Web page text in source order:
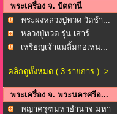
พระเครื่อง จ. ปัตตานี
พระผงหลวงปู่ทวด วัดช้า...
หลวงปู่ทวด รุ่น เสาร์ ...
เหรียญเจ้าแม่ลิ้มกอเหน...
คลิกดูทั้งหมด ( 3 รายการ ) ->
พระเครื่อง จ. พระนครศรีอ...
พญาครุฑมหาอำนาจ มหา